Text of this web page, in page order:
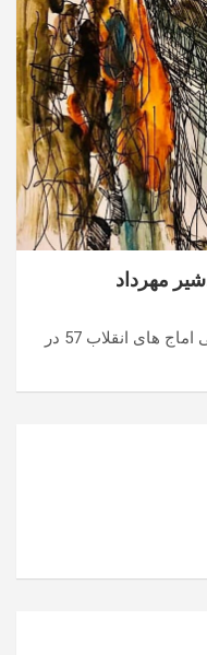
مهرداد
هر چند پوسته مذهبی و روکش انتزاعی اماج های انقلاب 57 در